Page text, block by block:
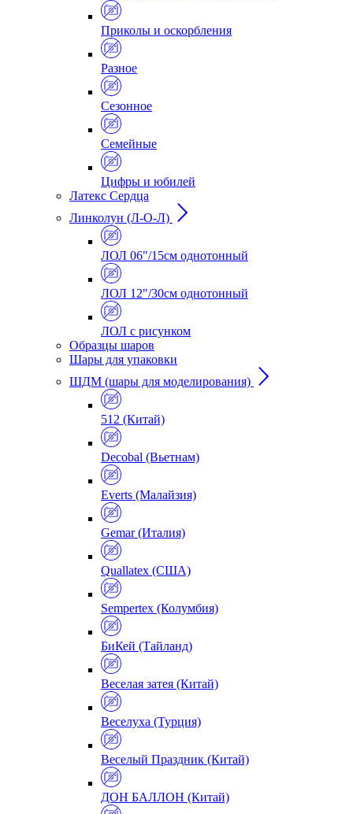
Приколы и оскорбления
Разное
Сезонное
Семейные
Цифры и юбилей
Латекс Сердца
Линколун (Л-О-Л)
ЛОЛ 06"/15см однотонный
ЛОЛ 12"/30см однотонный
ЛОЛ с рисунком
Образцы шаров
Шары для упаковки
ШДМ (шары для моделирования)
512 (Китай)
Decobal (Вьетнам)
Everts (Малайзия)
Gemar (Италия)
Quallatex (США)
Sempertex (Колумбия)
БиКей (Тайланд)
Веселая затея (Китай)
Веселуха (Турция)
Веселый Праздник (Китай)
ДОН БАЛЛОН (Китай)